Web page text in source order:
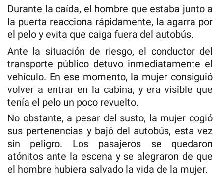
Durante la caída, el hombre que estaba junto a
la puerta reacciona rápidamente, la agarra por
el pelo y evita que caiga fuera del autobús.
Ante la situación de riesgo, el conductor del
transporte público detuvo inmediatamente el
vehículo. En ese momento, la mujer consiguió
volver a entrar en la cabina, y era visible que
tenía el pelo un poco revuelto.
No obstante, a pesar del susto, la mujer cogió
sus pertenencias y bajó del autobús, esta vez
sin peligro. Los pasajeros se quedaron
atónitos ante la escena y se alegraron de que
el hombre hubiera salvado la vida de la mujer.